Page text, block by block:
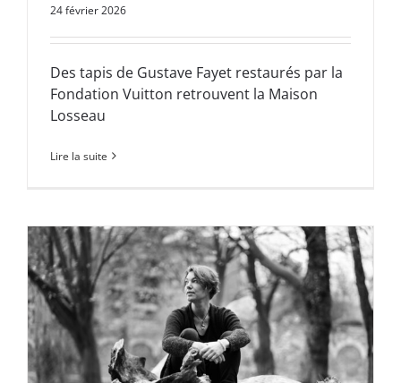
24 février 2026
Des tapis de Gustave Fayet restaurés par la
Fondation Vuitton retrouvent la Maison
Losseau
Lire la suite